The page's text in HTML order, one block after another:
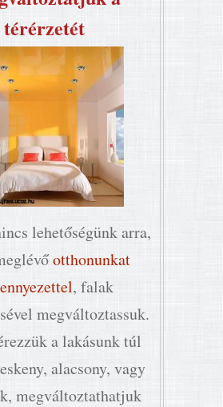
térérzetét
lehetőségünk arra,
otthonunkat
, falak
megváltoztassuk.
a lakásunk túl
alacsony, vagy
megváltoztathatjuk